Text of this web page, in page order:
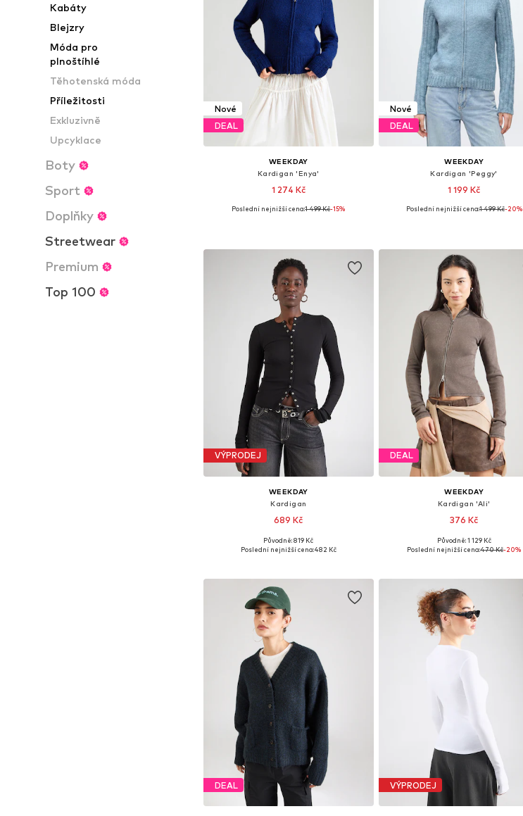
Kabáty
Blejzry
Móda pro
plnoštíhlé
Těhotenská móda
Příležitosti
Exkluzivně
Upcyklace
Boty
Sport
Doplňky
Streetwear
Premium
Top 100
Nové
DEAL
WEEKDAY
Kardigan 'Enya'
1 274 Kč
Dostupné velikosti: XS, S, M, L
Poslední nejnižší cena:1 499 Kč-15%
Nové
DEAL
WEEKDAY
Kardigan 'Peggy'
1 199 Kč
Dostupné velikosti: XS, S, M, L
Poslední nejnižší cena:1 499 Kč-20%
VÝPRODEJ
WEEKDAY
Kardigan
689 Kč
Dostupné velikosti: S, M
Původně: 819 Kč
Poslední nejnižší cena:482 Kč
DEAL
WEEKDAY
Kardigan 'Ali'
376 Kč
Dostupné velikosti: XS, S
Původně: 1 129 Kč
Poslední nejnižší cena:470 Kč-20%
DEAL VÝPRODEJ